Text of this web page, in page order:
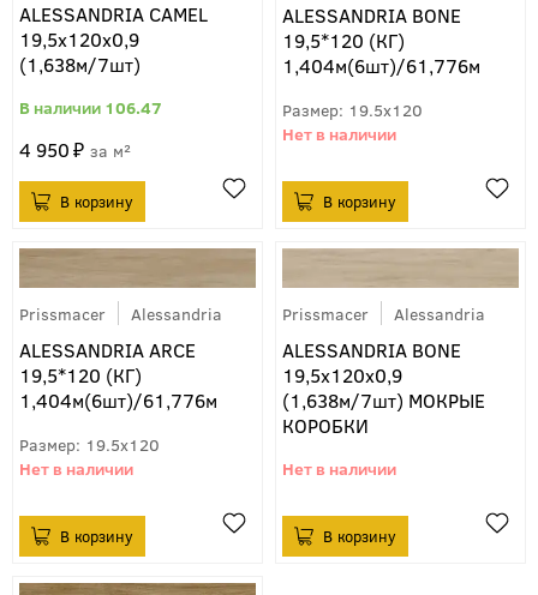
ALESSANDRIA CAMEL
19,5x120x0,9
(1,638м/7шт)
106.47
4 950 м²
ALESSANDRIA BONE
19,5*120 (КГ)
1,404м(6шт)/61,776м
19.5x120
Prissmacer Alessandria
ALESSANDRIA ARCE
19,5*120 (КГ)
1,404м(6шт)/61,776м
19.5x120
Prissmacer Alessandria
ALESSANDRIA BONE
19,5x120x0,9
(1,638м/7шт) МОКРЫЕ
КОРОБКИ